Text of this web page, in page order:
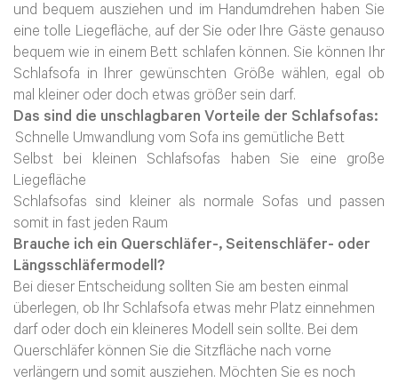
Nachricht*
NACHRICHT ABSENDEN
und bequem ausziehen und im Handumdrehen haben Sie
eine tolle Liegefläche, auf der Sie oder Ihre Gäste genauso
bequem wie in einem Bett schlafen können. Sie können Ihr
Schlafsofa in Ihrer gewünschten Größe wählen, egal ob
mal kleiner oder doch etwas größer sein darf.
Das sind die unschlagbaren Vorteile der Schlafsofas:
Schnelle Umwandlung vom Sofa ins gemütliche Bett
Selbst bei kleinen Schlafsofas haben Sie eine große
Liegefläche
Schlafsofas sind kleiner als normale Sofas und passen
somit in fast jeden Raum
Brauche ich ein Querschläfer-, Seitenschläfer- oder
Längsschläfermodell?
Bei dieser Entscheidung sollten Sie am besten einmal
überlegen, ob Ihr Schlafsofa etwas mehr Platz einnehmen
darf oder doch ein kleineres Modell sein sollte. Bei dem
Querschläfer können Sie die Sitzfläche nach vorne
verlängern und somit ausziehen. Möchten Sie es noch